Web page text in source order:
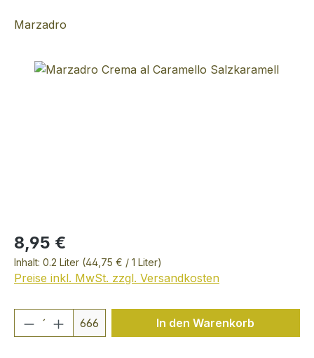
Marzadro
Bildergalerie überspringen
8,95 €
Inhalt: 0.2 Liter (44,75 € / 1 Liter)
Preise inkl. MwSt. zzgl. Versandkosten
Produkt Anzahl: Gib den
666 In den Warenkorb